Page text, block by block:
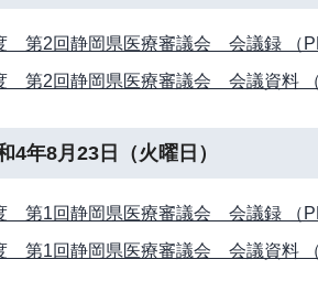
第2回静岡県医療審議会 会議録 （
第2回静岡県医療審議会 会議資料 （
年8月23日（火曜日）
第1回静岡県医療審議会 会議録 （
第1回静岡県医療審議会 会議資料 （